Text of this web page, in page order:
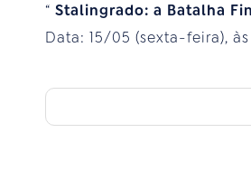
“ Stalingrado: a Batalha
Data: 15/05 (sexta-feira), às